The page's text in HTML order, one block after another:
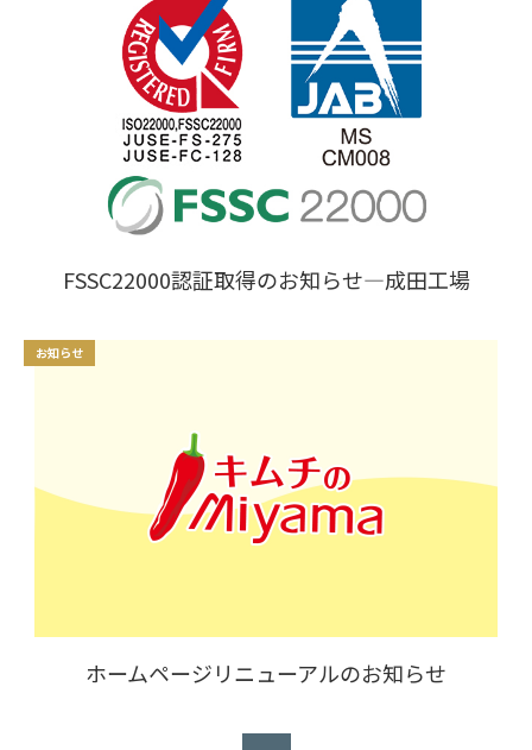
FSSC22000認証取得のお知らせ―成田工場
お知らせ
ホームページリニューアルのお知らせ